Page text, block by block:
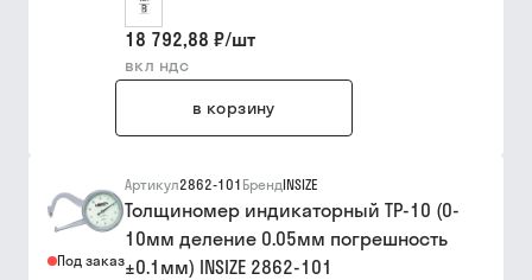
18 792,88 ₽/шт
вкл ндс
в корзину
Под заказ
Артикул2862-101 БрендINSIZE
Толщиномер индикаторный ТР-10 (0-
10мм деление 0.05мм погрешность
±0.1мм) INSIZE 2862-101